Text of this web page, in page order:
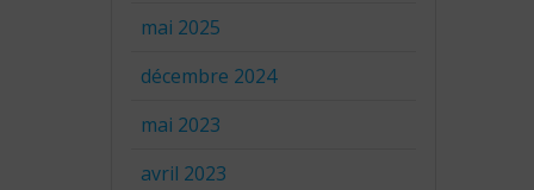
mai 2025
décembre 2024
mai 2023
avril 2023